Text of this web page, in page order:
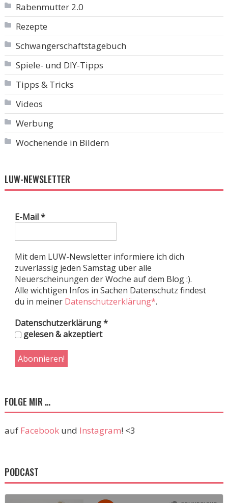
Rabenmutter 2.0
Rezepte
Schwangerschaftstagebuch
Spiele- und DIY-Tipps
Tipps & Tricks
Videos
Werbung
Wochenende in Bildern
LUW-NEWSLETTER
E-Mail*
Mit dem LUW-Newsletter informiere ich dich
zuverlässig jeden Samstag über alle
Neuerscheinungen der Woche auf dem Blog :).
Alle wichtigen Infos in Sachen Datenschutz findest
du in meiner Datenschutzerklärung*.
Datenschutzerklärung*
gelesen & akzeptiert
FOLGE MIR …
auf Facebookund Instagram! <3
PODCAST